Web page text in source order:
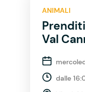
ANIMALI
Val
dalle